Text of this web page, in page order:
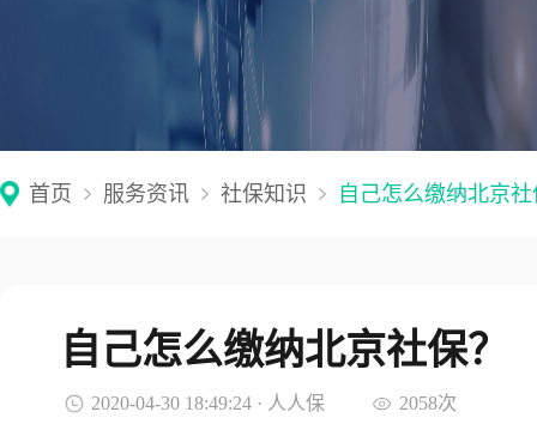
首页 服务资讯 社保知识 自己怎么缴纳北京
自己怎么缴纳北京社保？
2020-04-30 18:49:24 · 人人保 2058次